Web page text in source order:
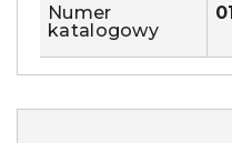
Numer
katalogowy